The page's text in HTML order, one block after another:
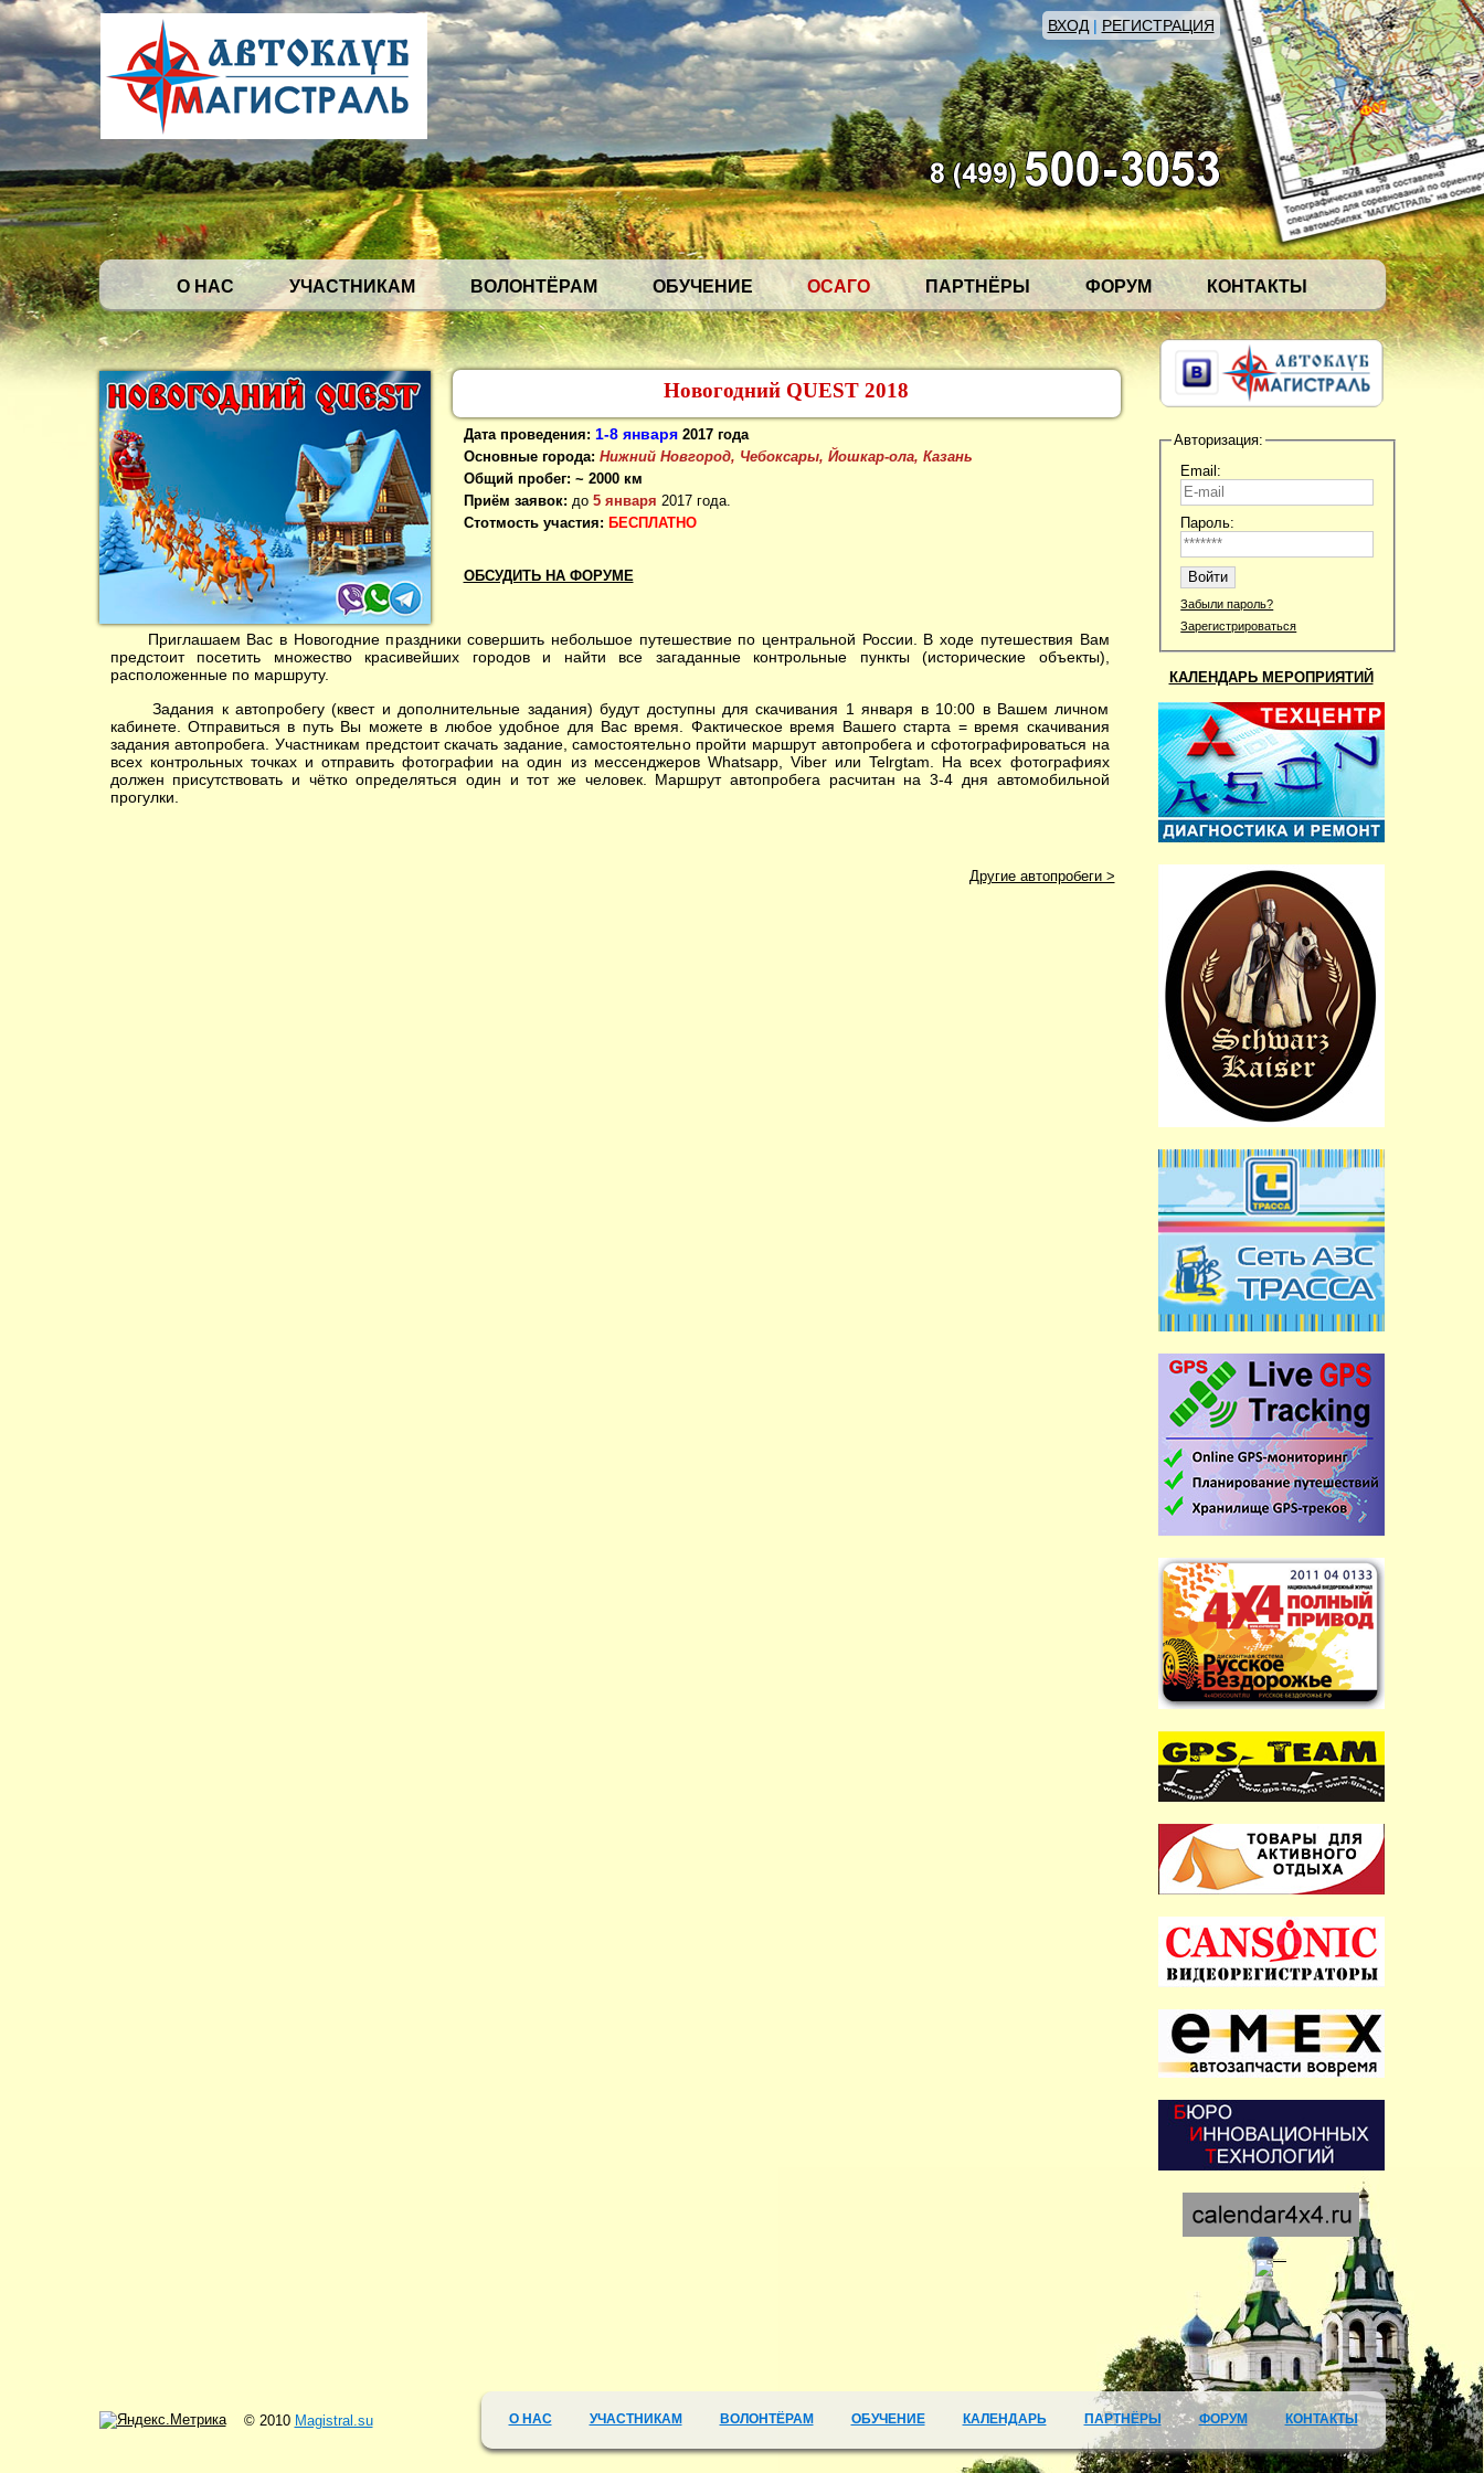
ВХОД| РЕГИСТРАЦИЯ
О НАС УЧАСТНИКАМ ВОЛОНТЁРАМ ОБУЧЕНИЕ ОСАГО ПАРТНЁРЫ ФОРУМ КОНТАКТЫ
Авторизация:
Email:
Пароль:
Забыли пароль?
Зарегистрироваться
КАЛЕНДАРЬ МЕРОПРИЯТИЙ
Новогодний QUEST 2018
Дата проведения: 1-8 января 2017 года
Основные города: Нижний Новгород, Чебоксары, Йошкар-ола, Казань
Общий пробег: ~ 2000 км
Приём заявок: до 5 января 2017 года.​
Стотмость участия: БЕСПЛАТНО
ОБСУДИТЬ НА ФОРУМЕ
Приглашаем Вас в Новогодние праздники совершить небольшое путешествие по центральной России. В ходе путешествия Вам
предстоит посетить множество красивейших городов и найти все загаданные контрольные пункты (исторические объекты),
расположенные по маршруту.
Задания к автопробегу (квест и дополнительные задания) будут доступны для скачивания 1 января в 10:00 в Вашем личном
кабинете. Отправиться в путь Вы можете в любое удобное для Вас время. Фактическое время Вашего старта = время скачивания
задания автопробега. Участникам предстоит скачать задание, самостоятельно пройти маршрут автопробега и сфотографироваться на
всех контрольных точках и отправить фотографии на один из мессенджеров Whatsapp, Viber или Telrgtam. На всех фотографиях
должен присутствовать и чётко определяться один и тот же человек. Маршрут автопробега расчитан на 3-4 дня автомобильной
прогулки.
Другие автопробеги >
О НАС УЧАСТНИКАМ ВОЛОНТЁРАМ ОБУЧЕНИЕ КАЛЕНДАРЬ ПАРТНЁРЫ ФОРУМ КОНТАКТЫ
© 2010 Magistral.su